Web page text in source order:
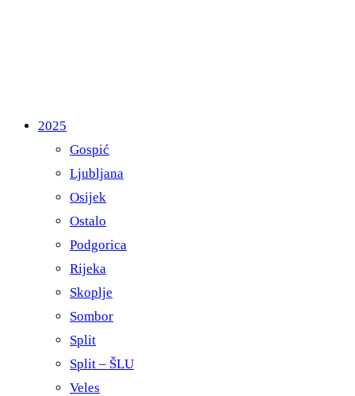
2025
Gospić
Ljubljana
Osijek
Ostalo
Podgorica
Rijeka
Skoplje
Sombor
Split
Split – ŠLU
Veles